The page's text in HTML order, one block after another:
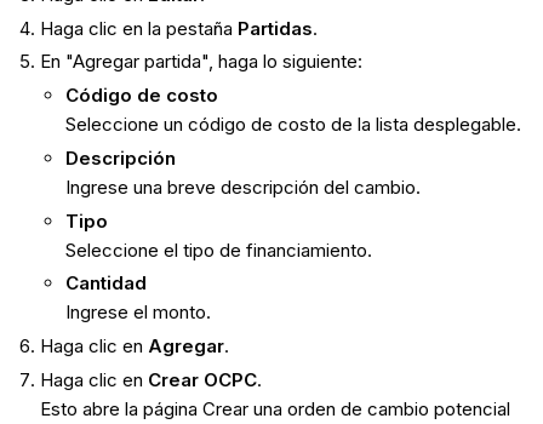
Haga clic en la pestaña Partidas.
En "Agregar partida", haga lo siguiente:
Código de costo
Seleccione un código de costo de la lista desplegable.
Descripción
Ingrese una breve descripción del cambio.
Tipo
Seleccione el tipo de financiamiento.
Cantidad
Ingrese el monto.
Haga clic en Agregar.
Haga clic en Crear OCPC.
Esto abre la página Crear una orden de cambio potencial